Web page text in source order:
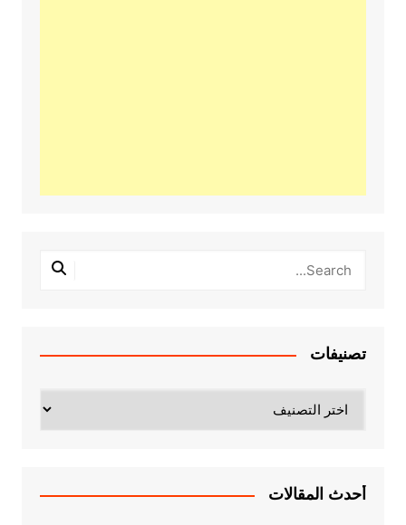
تصنيفات
أحدث المقالات